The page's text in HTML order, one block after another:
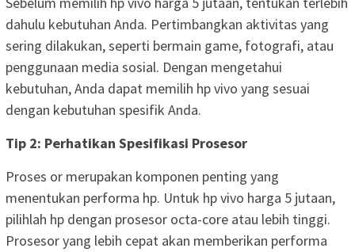
dahulu kebutuhan Anda. Pertimbangkan aktivitas yang
sering dilakukan, seperti bermain game, fotografi, atau
penggunaan media sosial. Dengan mengetahui
kebutuhan, Anda dapat memilih hp vivo yang sesuai
dengan kebutuhan spesifik Anda.
Tip 2: Perhatikan Spesifikasi Prosesor
Proses or merupakan komponen penting yang
menentukan performa hp. Untuk hp vivo harga 5 jutaan,
pilihlah hp dengan prosesor octa-core atau lebih tinggi.
Prosesor yang lebih cepat akan memberikan performa